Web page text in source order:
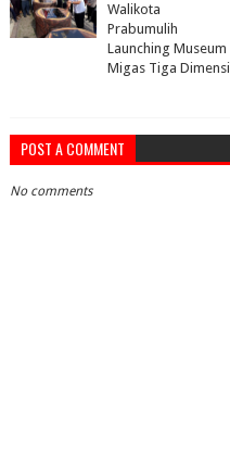
Walikota
Prabumulih
Launching Museum
Migas Tiga Dimensi
POST A COMMENT
No comments